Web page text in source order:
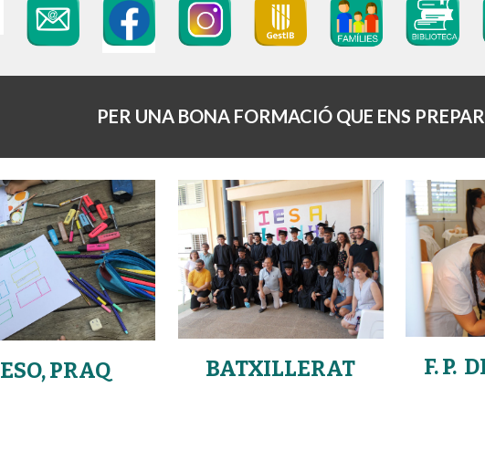
PER UNA BONA FORMACIÓ QUE ENS
ESO, PRAQ BATXILLERAT F. P.